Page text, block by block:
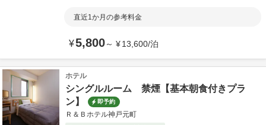
直近1か月の参考料金
¥5,800～ ¥13,600/泊
ホテル
シングルルーム 禁煙【基本朝食付きプラ
ン】
即予約
Ｒ＆Ｂホテル神戸元町